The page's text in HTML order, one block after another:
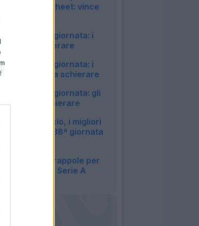
clean sheet: vince
38^ giornata: i
da schierare
38^ giornata: i
da schierare
38^ giornata: gli
da schierare
Fantacalcio, i migliori
peggiori della 38ª giornata
A
tre trappole per
giornata di Serie A